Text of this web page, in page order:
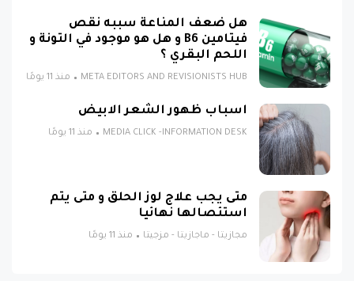
هل ضعف المناعة سببه نقص
فيتامين B6 و هل هو موجود في التونة و
اللحم البقري ؟
META EDITORS AND REVISIONISTS HUB منذ 11 يومًا
اسباب ظهور الشعر الابيض
MEDIA CLICK -INFORMATION DESK منذ 11 يومًا
متى يجب علاج لوز الحلق و متى يتم
استئصالها نهائيا
مجازيتا - ماجازيتا - مزجيتا منذ 11 يومًا